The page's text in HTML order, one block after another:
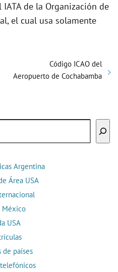
de la Organización de
el cual usa solamente
Código ICAO del
Aeropuerto de Cochabamba
Argentina
Área USA
México
USA
de países